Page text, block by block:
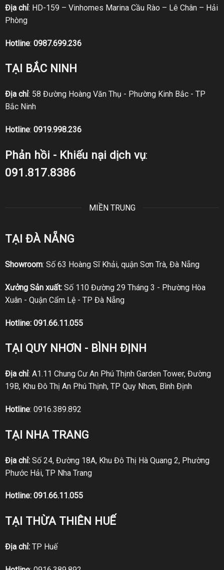
Địa chỉ: HD-159 – Vinhomes Marina Cầu Rào – Lê Chân – Hải
Phòng
Hotline: 0987.699.236
TẠI BẮC NINH
Địa chỉ: 58 Đường Hoàng Văn Thụ - Phường Kinh Bắc - TP
Bắc Ninh
Hotline: 0919.998.236
Phản hồi - Khiếu nại dịch vụ:
091.817.8386
MIỀN TRUNG
TẠI ĐÀ NẴNG
Showroom: Số 63 Hoàng Sĩ Khải, quận Sơn Trà, Đà Nẵng
Xưởng Sản xuất:Số 110 Đường 29 Tháng 3 - Phường Hòa
Xuân - Quận Cẩm Lệ - TP Đà Nẵng
Hotline: 091.66.11.055
TẠI QUY NHƠN - BÌNH ĐỊNH
Địa chỉ: A1.11 Chung Cư An Phú Thịnh Garden Tower, Đường
19B, Khu Đô Thị An Phú Thịnh, TP Quy Nhơn, Bình Định
Hotline: 0916.389.892
TẠI NHA TRANG
Địa chỉ:Số 24, Đường 18A, Khu Đô Thị Hà Quang 2, Phường
Phước Hải, TP Nha Trang
Hotline: 091.66.11.055
TẠI THỪA THIÊN HUẾ
Địa chỉ:TP Huế